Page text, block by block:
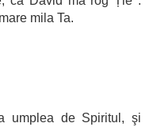
mila Ta.
umplea de Spiritul, şi